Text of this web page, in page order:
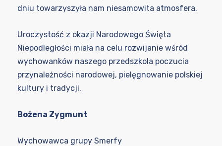
dniu towarzyszyła nam niesamowita atmosfera.
Uroczystość z okazji Narodowego Święta
Niepodległości miała na celu rozwijanie wśród
wychowanków naszego przedszkola poczucia
przynależności narodowej, pielęgnowanie polskiej
kultury i tradycji.
Bożena Zygmunt
Wychowawca grupy Smerfy